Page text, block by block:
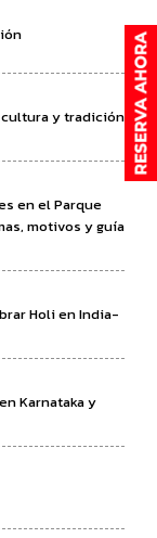
y tradición
en el Parque
motivos y guía
Holi en India-
Karnataka y